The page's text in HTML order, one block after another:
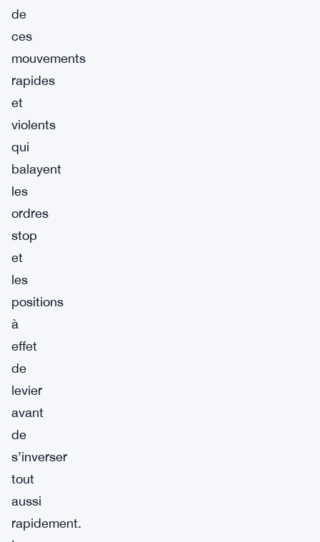
de
ces
mouvements
rapides
et
violents
qui
balayent
les
ordres
stop
et
les
positions
à
effet
de
levier
avant
de
s’inverser
tout
aussi
rapidement.